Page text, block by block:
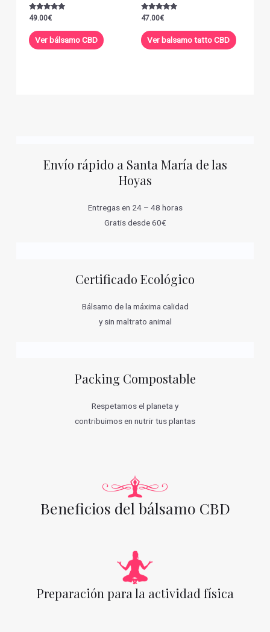
Valorado con
de 5
49.00€
Ver bálsamo CBD
Valorado con
de 5
47.00€
Ver balsamo tatto CBD
Envío rápido a Santa María de las
Hoyas
Entregas en 24 – 48 horas
Gratis desde 60€
Certificado Ecológico
Bálsamo de la máxima calidad
y sin maltrato animal
Packing Compostable
Respetamos el planeta y
contribuimos en nutrir tus plantas
Beneficios del bálsamo CBD
Preparación para la actividad física